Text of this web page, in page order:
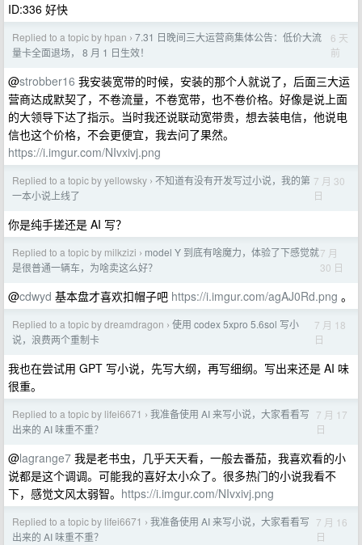
ID:336 好快
Replied to a topic by hpan › 7.31 日晚间三大运营商集体公告：低价大流
量卡全面退场， 8 月 1 日生效！
6 天
前
@strobber16 我安装宽带的时候，安装的那个人就说了，后面三大运
营商达成默契了，不卷流量，不卷宽带，也不卷价格。好像是说上面
的大领导下达了指示。当时我还说联动宽带贵，想去装电信，他说电
信也这个价格，不会更便宜，我去问了果然。
https://i.imgur.com/NIvxivj.png
Replied to a topic by yellowsky › 不知道有没有开发写过小说，我的第
一本小说上线了
7 月 30
日
你是纯手搓还是 AI 写？
Replied to a topic by milkzizi › model Y 到底有啥魔力，体验了下感觉就
是很普通一辆车，为啥卖这么好？
7 月
30 日
@cdwyd 基本盘才喜欢扣帽子吧 https://i.imgur.com/agAJ0Rd.png 。
Replied to a topic by dreamdragon › 使用 codex 5xpro 5.6sol 写小
说，浪费两个重制卡
7 月 18
日
我也在尝试用 GPT 写小说，先写大纲，再写细纲。写出来还是 AI 味
很重。
Replied to a topic by lifei6671 › 我准备使用 AI 来写小说，大家看看写
出来的 AI 味重不重？
7 月 17
日
@lagrange7 我是老书虫，几乎天天看，一般去番茄，我喜欢看的小
说都是这个调调。可能我的喜好太小众了。很多热门的小说我看不
下，感觉文风太弱智。 https://i.imgur.com/NIvxivj.png
Replied to a topic by lifei6671 › 我准备使用 AI 来写小说，大家看看写
出来的 AI 味重不重？
7 月 16
日